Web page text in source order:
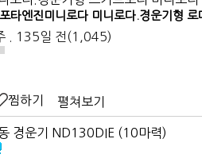
타엔진미니로다 미니로다.경운기형 로
. 135일 전(1,045)
찜하기 펼쳐보기
경운기 ND130DIE (10마력)